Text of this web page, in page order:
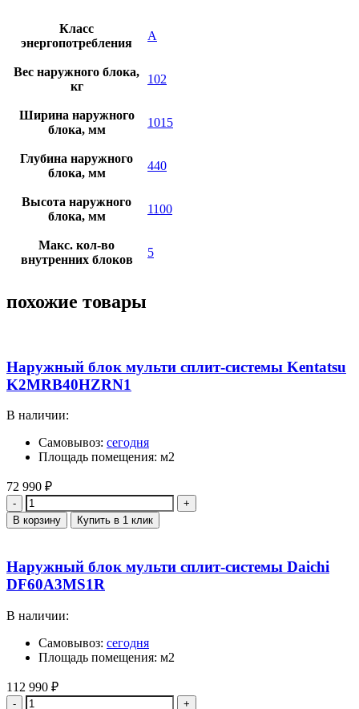
Класс
энергопотребления
A
Вес наружного блока,
кг
102
Ширина наружного
блока, мм
1015
Глубина наружного
блока, мм
440
Высота наружного
блока, мм
1100
Макс. кол-во
внутренних блоков
5
похожие товары
Наружный блок мульти сплит-системы Kentatsu
K2MRB40HZRN1
В наличии:
Самовывоз: сегодня
Площадь помещения: м2
72 990 ₽
Количество
В корзину Купить в 1 клик
Наружный блок мульти сплит-системы Daichi
DF60A3MS1R
В наличии:
Самовывоз: сегодня
Площадь помещения: м2
112 990 ₽
Количество